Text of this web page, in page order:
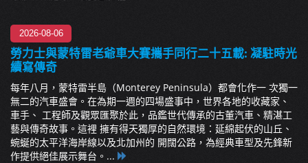
2026-08-06
勞力士與蒙特雷老爺車大賽攜手同行二十五載: 凝駐時光
續寫傳奇
每年八月，蒙特雷半島（Monterey Peninsula）都會化作一 次獨一
無二的汽車盛會。在為期一週的四場盛事中，世界各地的收藏家、
車手、 工程師及觀眾匯聚於此，品鑑世代傳承的古董汽車、精湛工
藝與傳奇故事。這裡 擁有得天獨厚的自然環境：延綿起伏的山丘、
蜿蜒的太平洋海岸線以及北加州的 開闊公路，為經典車型及先鋒新
作提供絕佳展示舞台。...